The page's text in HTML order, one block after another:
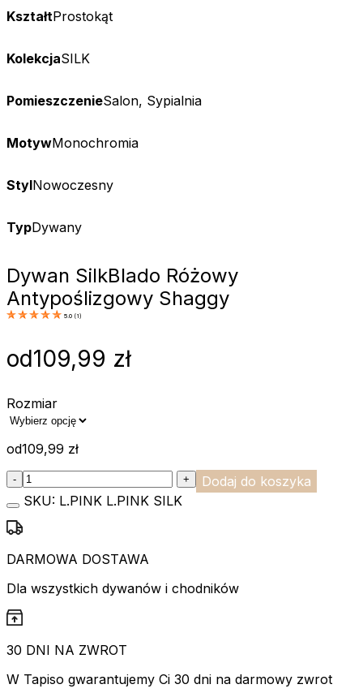
KształtProstokąt
KolekcjaSILK
PomieszczenieSalon, Sypialnia
MotywMonochromia
StylNowoczesny
TypDywany
Dywan SilkBlado Różowy
Antypoślizgowy Shaggy
5.0 (1 )
od109,99 zł
Rozmiar
od109,99 zł
:product_name quantity
- +
Dodaj do koszyka
SKU: L.PINK L.PINK SILK
DARMOWA DOSTAWA
Dla wszystkich dywanów i chodników
30 DNI NA ZWROT
W Tapiso gwarantujemy Ci 30 dni na darmowy zwrot